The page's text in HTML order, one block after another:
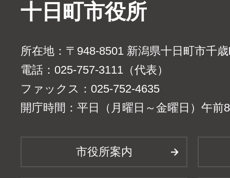
十日町市役所
所在地：〒948-8501 新潟県十日町市千
電話：025-757-3111（代表）
ファックス：025-752-4635
開庁時間：平日（月曜日～金曜日）午前
市役所案内